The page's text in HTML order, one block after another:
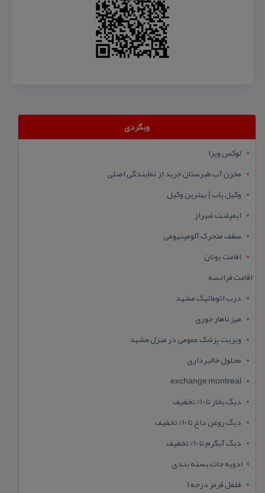
وبگردی
لوکس ویزا
مخزن آب طبرستان خرید از نمایندگی اصلی
وکیل یاب | بهترین وکیل
ایمپلنت شیراز
سقف متحرک آلومینیومی
اقامت یونان
اقامت فرانسه
درب اتوماتیک مشهد
میز ناهار خوری
ویزیت پزشک عمومی در منزل مشهد
محلول خالبرداری
exchange montreal
دیگ بخار تا 10% تخفیف
دیگ روغن داغ تا 10% تخفیف
دیگ آبگرم تا 10% تخفیف
ادویه جات بسته بندی
فلفل قرمز درجه 1